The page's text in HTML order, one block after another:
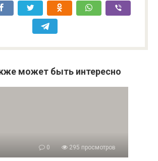
может быть интересно
0 295 просмотров